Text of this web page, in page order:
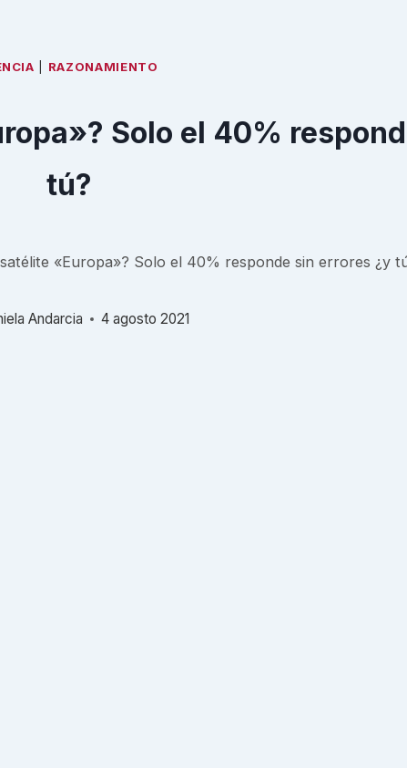
RAZONAMIENTO
Solo el 40%
tú?
«Europa»? Solo el 40% responde sin errores ¿y
Andarcia 4 agosto 2021